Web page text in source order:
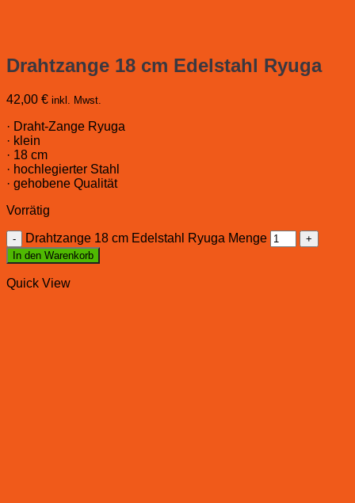
Drahtzange 18 cm Edelstahl Ryuga
42,00 € inkl. Mwst.
· Draht-Zange Ryuga
· klein
· 18 cm
· hochlegierter Stahl
· gehobene Qualität
Vorrätig
Drahtzange 18 cm Edelstahl Ryuga Menge
In den Warenkorb
Quick View